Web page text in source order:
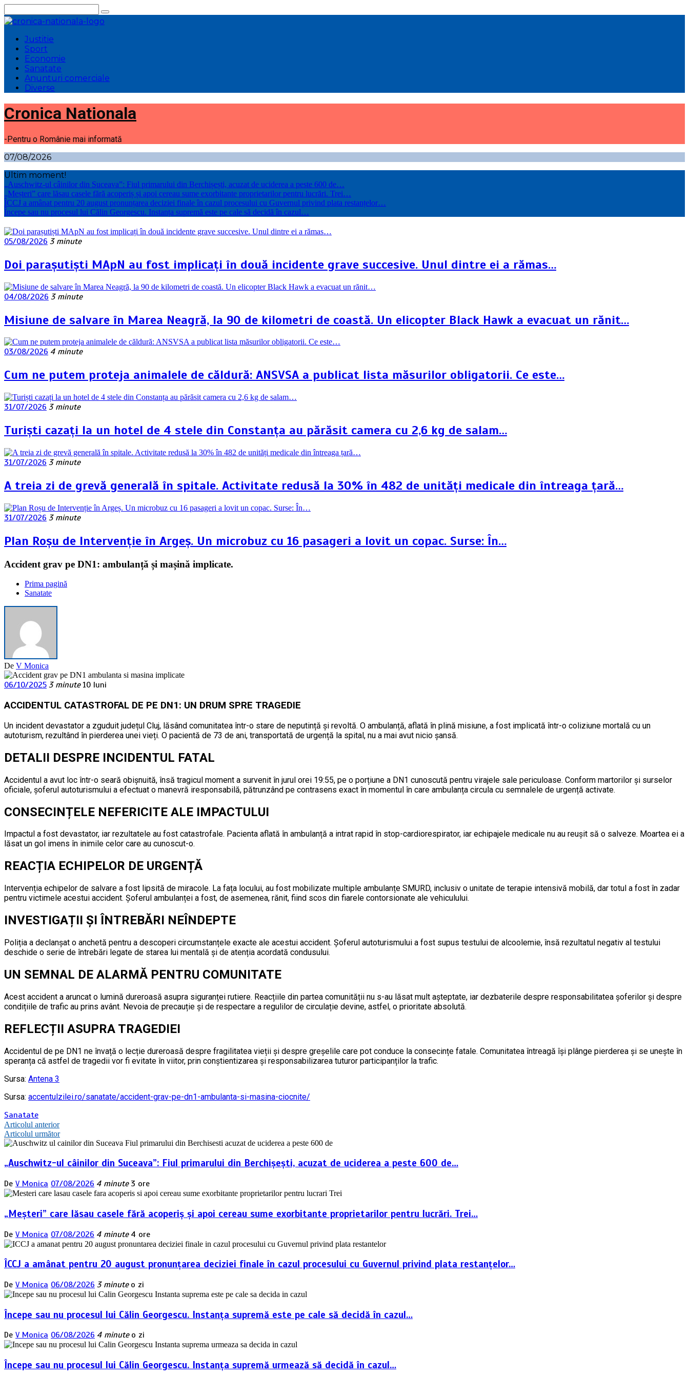
la
conținut
Justitie
Sport
Economie
Sanatate
Anunturi comerciale
Diverse
Cronica Nationala
-Pentru o Românie mai informată
07/08/2026
Ultim moment!
„Auschwitz-ul câinilor din Suceava”: Fiul primarului din Berchișești, acuzat de uciderea a peste 600 de…
„Meșteri” care lăsau casele fără acoperiș și apoi cereau sume exorbitante proprietarilor pentru lucrări. Trei…
ÎCCJ a amânat pentru 20 august pronunțarea deciziei finale în cazul procesului cu Guvernul privind plata restanțelor…
Începe sau nu procesul lui Călin Georgescu. Instanța supremă este pe cale să decidă în cazul…
05/08/2026 3 minute
Doi parașutiști MApN au fost implicați în două incidente grave succesive. Unul dintre ei a rămas…
04/08/2026 3 minute
Misiune de salvare în Marea Neagră, la 90 de kilometri de coastă. Un elicopter Black Hawk a evacuat un rănit…
03/08/2026 4 minute
Cum ne putem proteja animalele de căldură: ANSVSA a publicat lista măsurilor obligatorii. Ce este…
31/07/2026 3 minute
Turiști cazați la un hotel de 4 stele din Constanța au părăsit camera cu 2,6 kg de salam…
31/07/2026 3 minute
A treia zi de grevă generală în spitale. Activitate redusă la 30% în 482 de unități medicale din întreaga țară…
31/07/2026 3 minute
Plan Roșu de Intervenție în Argeș. Un microbuz cu 16 pasageri a lovit un copac. Surse: În…
Accident grav pe DN1: ambulanță și mașină implicate.
Prima pagină
Sanatate
De V Monica
06/10/2025 3 minute 10 luni
ACCIDENTUL CATASTROFAL DE PE DN1: UN DRUM SPRE TRAGEDIE
Un incident devastator a zguduit județul Cluj, lăsând comunitatea într-o stare de neputință și revoltă. O ambulanță, aflată în plină misiune, a fost implicată într-o coliziune mortală cu un
autoturism, rezultând în pierderea unei vieți. O pacientă de 73 de ani, transportată de urgență la spital, nu a mai avut nicio șansă.
DETALII DESPRE INCIDENTUL FATAL
Accidentul a avut loc într-o seară obișnuită, însă tragicul moment a survenit în jurul orei 19:55, pe o porțiune a DN1 cunoscută pentru virajele sale periculoase. Conform martorilor și surselor
oficiale, șoferul autoturismului a efectuat o manevră iresponsabilă, pătrunzând pe contrasens exact în momentul în care ambulanța circula cu semnalele de urgență activate.
CONSECINȚELE NEFERICITE ALE IMPACTULUI
Impactul a fost devastator, iar rezultatele au fost catastrofale. Pacienta aflată în ambulanță a intrat rapid în stop-cardiorespirator, iar echipajele medicale nu au reușit să o salveze. Moartea ei a
lăsat un gol imens în inimile celor care au cunoscut-o.
REACȚIA ECHIPELOR DE URGENȚĂ
Intervenția echipelor de salvare a fost lipsită de miracole. La fața locului, au fost mobilizate multiple ambulanțe SMURD, inclusiv o unitate de terapie intensivă mobilă, dar totul a fost în zadar
pentru victimele acestui accident. Șoferul ambulanței a fost, de asemenea, rănit, fiind scos din fiarele contorsionate ale vehiculului.
INVESTIGAȚII ȘI ÎNTREBĂRI NEÎNDEPTE
Poliția a declanșat o anchetă pentru a descoperi circumstanțele exacte ale acestui accident. Șoferul autoturismului a fost supus testului de alcoolemie, însă rezultatul negativ al testului
deschide o serie de întrebări legate de starea lui mentală și de atenția acordată condusului.
UN SEMNAL DE ALARMĂ PENTRU COMUNITATE
Acest accident a aruncat o lumină dureroasă asupra siguranței rutiere. Reacțiile din partea comunității nu s-au lăsat mult așteptate, iar dezbaterile despre responsabilitatea șoferilor și despre
condițiile de trafic au prins avânt. Nevoia de precauție și de respectare a regulilor de circulație devine, astfel, o prioritate absolută.
REFLECȚII ASUPRA TRAGEDIEI
Accidentul de pe DN1 ne învață o lecție dureroasă despre fragilitatea vieții și despre greșelile care pot conduce la consecințe fatale. Comunitatea întreagă își plânge pierderea și se unește în
speranța că astfel de tragedii vor fi evitate în viitor, prin conștientizarea și responsabilizarea tuturor participanților la trafic.
Sursa: Antena 3
Sursa: accentulzilei.ro/sanatate/accident-grav-pe-dn1-ambulanta-si-masina-ciocnite/
Sanatate
Navigare
în
Articolul anterior
Articolul următor
„Auschwitz-ul câinilor din Suceava”: Fiul primarului din Berchișești, acuzat de uciderea a peste 600 de…
De V Monica 07/08/2026 4 minute 3 ore
„Meșteri” care lăsau casele fără acoperiș și apoi cereau sume exorbitante proprietarilor pentru lucrări. Trei…
De V Monica 07/08/2026 4 minute 4 ore
ÎCCJ a amânat pentru 20 august pronunțarea deciziei finale în cazul procesului cu Guvernul privind plata restanțelor…
De V Monica 06/08/2026 3 minute o zi
Începe sau nu procesul lui Călin Georgescu. Instanța supremă este pe cale să decidă în cazul…
De V Monica 06/08/2026 4 minute o zi
Începe sau nu procesul lui Călin Georgescu. Instanța supremă urmează să decidă în cazul…